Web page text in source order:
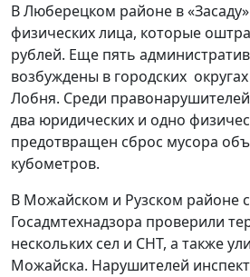
В Люберецком районе в
физических лица, которые
рублей. Еще пять
возбуждены в городских
Лобня. Среди
два юридических и одно
предотвращен сброс мусора
кубометров.
В Можайском и Рузском районе
Госадмтехнадзора проверили
нескольких сел и СНТ, а также
Можайска. Нарушителей